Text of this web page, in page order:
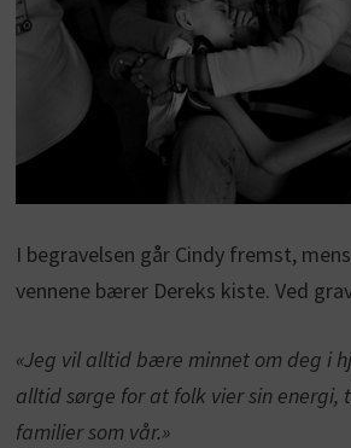
I begravelsen går Cindy fremst,
vennene bærer Dereks kiste. Ved
«Jeg vil alltid bære minnet om deg i
alltid sørge for at folk vier sin energi,
familier som vår.»